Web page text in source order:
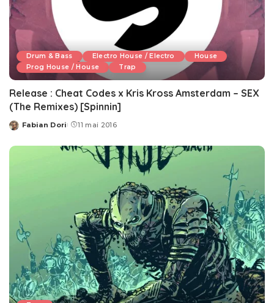
Drum & Bass Electro House / Electro
House
Prog House / House
Trap
Release : Cheat Codes x Kris Kross Amsterdam – SEX
(The Remixes) [Spinnin]
Posted
Fabian Dori 11 mai 2016